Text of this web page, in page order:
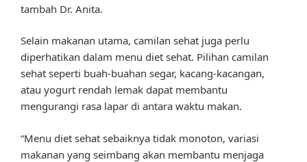
tambah Dr. Anita.
Selain makanan utama, camilan sehat juga perlu
diperhatikan dalam menu diet sehat. Pilihan camilan
sehat seperti buah-buahan segar, kacang-kacangan,
atau yogurt rendah lemak dapat membantu
mengurangi rasa lapar di antara waktu makan.
“Menu diet sehat sebaiknya tidak monoton, variasi
makanan yang seimbang akan membantu menjaga